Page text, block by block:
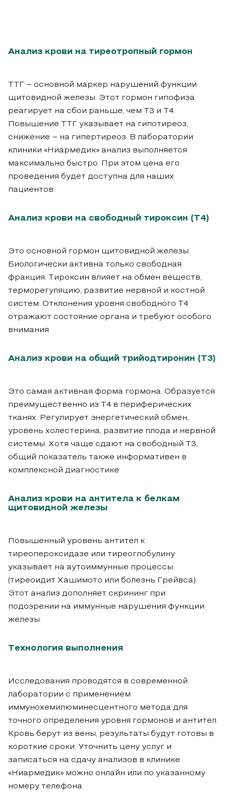
Анализ крови на тиреотропный гормон
ТТГ – основной маркер нарушений функции
щитовидной железы. Этот гормон гипофиза
реагирует на сбои раньше, чем Т3 и Т4.
Повышение ТТГ указывает на гипотиреоз,
снижение – на гипертиреоз. В лаборатории
клиники «Ниармедик» анализ выполняется
максимально быстро. При этом цена его
проведения будет доступна для наших
пациентов.
Анализ крови на свободный тироксин (Т4)
Это основной гормон щитовидной железы.
Биологически активна только свободная
фракция. Тироксин влияет на обмен веществ,
терморегуляцию, развитие нервной и костной
систем. Отклонения уровня свободного Т4
отражают состояние органа и требуют особого
внимания.
Анализ крови на общий трийодтиронин (Т3)
Это самая активная форма гормона. Образуется
преимущественно из Т4 в периферических
тканях. Регулирует энергетический обмен,
уровень холестерина, развитие плода и нервной
системы. Хотя чаще сдают на свободный Т3,
общий показатель также информативен в
комплексной диагностике.
Анализ крови на антитела к белкам
щитовидной железы
Повышенный уровень антител к
тиреопероксидазе или тиреоглобулину
указывает на аутоиммунные процессы
(тиреоидит Хашимото или болезнь Грейвса).
Этот анализ дополняет скрининг при
подозрении на иммунные нарушения функции
железы.
Технология выполнения
Исследования проводятся в современной
лаборатории с применением
иммунохемилюминесцентного метода для
точного определения уровня гормонов и антител.
Кровь берут из вены, результаты будут готовы в
короткие сроки. Уточнить цену услуг и
записаться на сдачу анализов в клинике
«Ниармедик» можно онлайн или по указанному
номеру телефона.